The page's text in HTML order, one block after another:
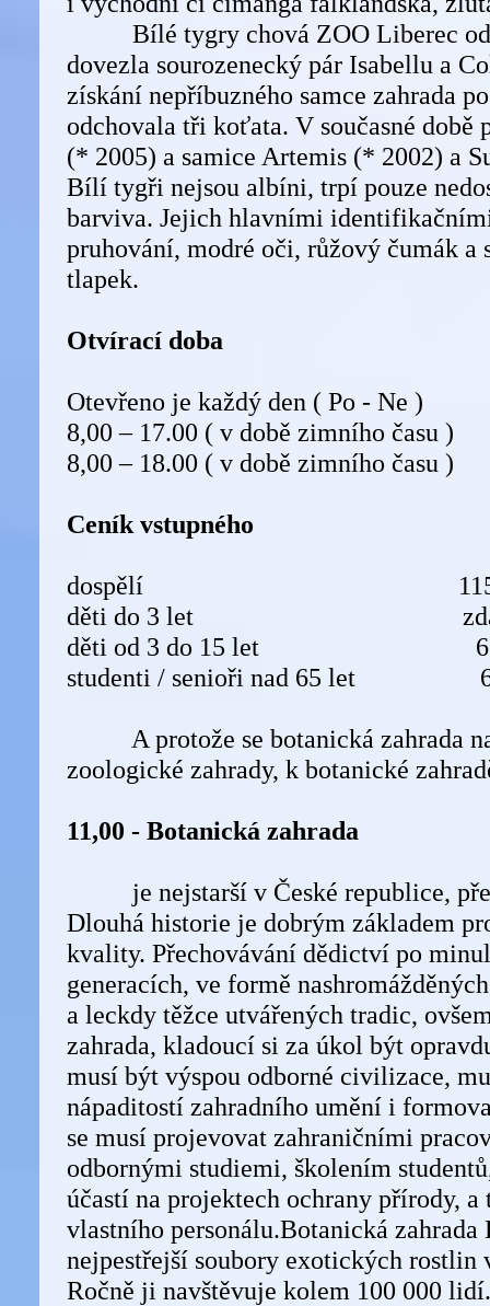
Bílé tygry chová ZOO Liberec od
dovezla sourozenecký pár Isabellu a
získání nepříbuzného samce zahrada
odchovala tři koťata. V současné době
(* 2005) a samice Artemis (* 2002) a
Bílí tygři nejsou albíni, trpí pouze
barviva. Jejich hlavními
pruhování, modré oči, růžový čumák a
tlapek.
Otvírací doba
Otevřeno je každý den ( Po - Ne )
8,00 – 17.00 ( v době zimního času )
8,00 – 18.00 ( v době zimního času )
Ceník vstupného
dospělí 115
děti do 3 let
děti od 3 do 15 let 65
studenti / senioři nad 65 let
A protože se botanická zahrada
zoologické zahrady, k botanické
11,00 - Botanická zahrada
je nejstarší v České republice,
Dlouhá historie je dobrým základem
kvality. Přechovávání dědictví po
generacích, ve formě
a leckdy těžce utvářených tradic,
zahrada, kladoucí si za úkol být
musí být výspou odborné civilizace,
nápaditostí zahradního umění i
se musí projevovat zahraničními
odbornými studiemi, školením
účastí na projektech ochrany přírody,
vlastního personálu.Botanická zahrada
nejpestřejší soubory exotických rostlin
Ročně ji navštěvuje kolem 100 000 lidí.